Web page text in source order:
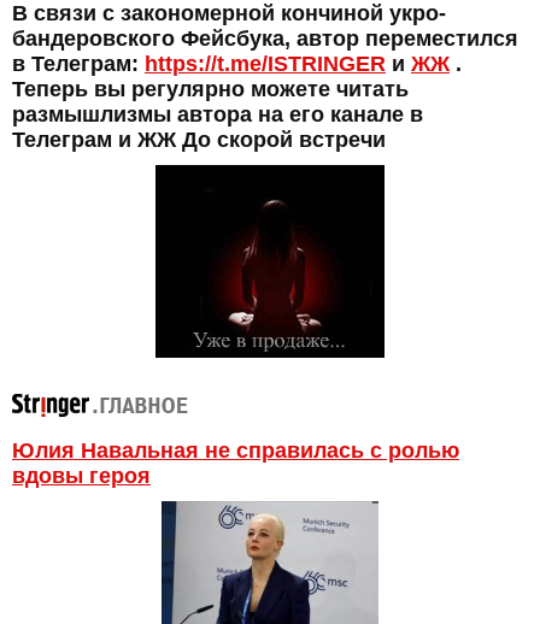
В связи с закономерной кончиной укро-
бандеровского Фейсбука, автор переместился
в Телеграм: https://t.me/ISTRINGER и ЖЖ.
Теперь вы регулярно можете читать
размышлизмы автора на его канале в
Телеграм и ЖЖ До скорой встречи
Юлия Навальная не справилась с ролью
вдовы героя